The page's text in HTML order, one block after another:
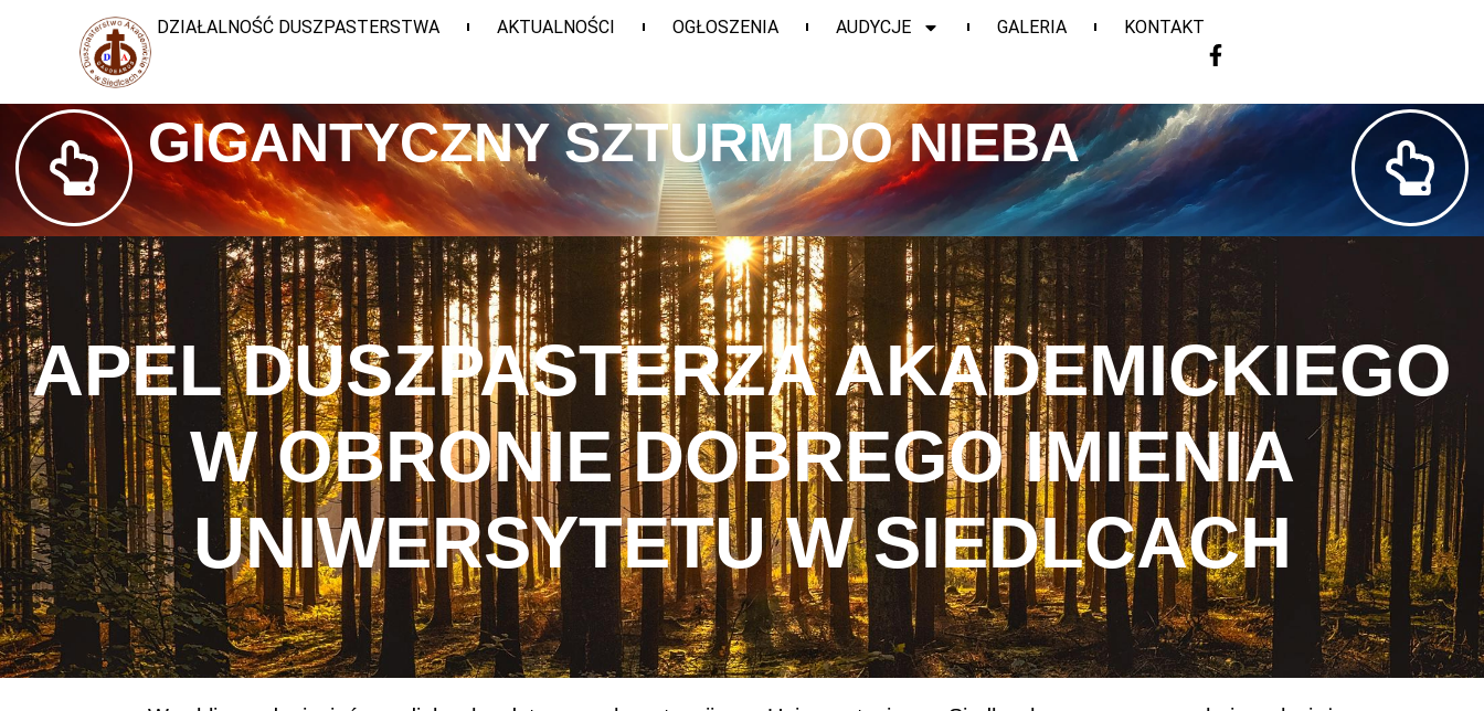
DZIAŁALNOŚĆ DUSZPASTERSTWA AKTUALNOŚCI OGŁOSZENIA AUDYCJE GALERIA KONTAKT
GIGANTYCZNY SZTURM DO NIEBA
APEL DUSZPASTERZA AKADEMICKIEGO
W OBRONIE DOBREGO IMIENIA
UNIWERSYTETU W SIEDLCACH